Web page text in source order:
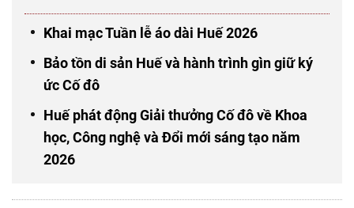
Khai mạc Tuần lễ áo dài Huế 2026
Bảo tồn di sản Huế và hành trình gìn giữ ký
ức Cố đô
Huế phát động Giải thưởng Cố đô về Khoa
học, Công nghệ và Đổi mới sáng tạo năm
2026